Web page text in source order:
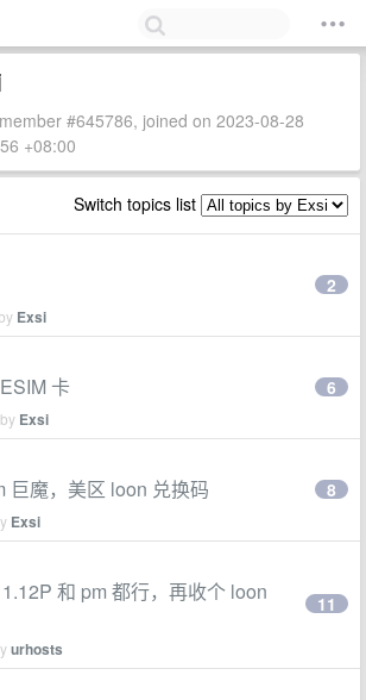
#645786, joined on 2023-08-28
+08:00
Switch topics list
Exsi
2
卡
Exsi
6
巨魔，美区 loon 兑换码
Exsi
8
和 pm 都行，再收个 loon
urhosts
11